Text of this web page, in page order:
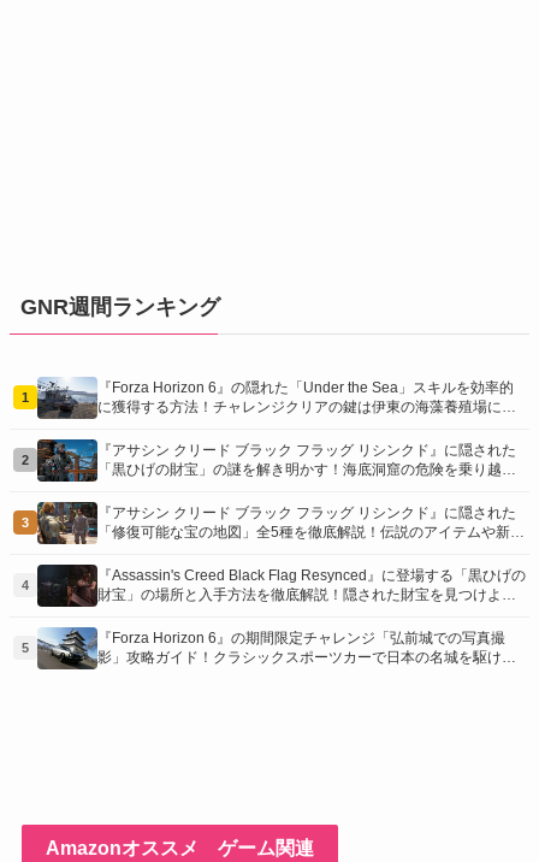
GNR週間ランキング
1
『Forza Horizon 6』の隠れた「Under the Sea」スキルを効率的
に獲得する方法！チャレンジクリアの鍵は伊東の海藻養殖場にあ
2
『アサシン クリード ブラック フラッグ リシンクド』に隠された
「黒ひげの財宝」の謎を解き明かす！海底洞窟の危険を乗り越
3
『アサシン クリード ブラック フラッグ リシンクド』に隠された
「修復可能な宝の地図」全5種を徹底解説！伝説のアイテムや新衣
介！
4
『Assassin's Creed Black Flag Resynced』に登場する「黒ひげの
財宝」の場所と入手方法を徹底解説！隠された財宝を見つけよ
5
『Forza Horizon 6』の期間限定チャレンジ「弘前城での写真撮
影」攻略ガイド！クラシックスポーツカーで日本の名城を駆け巡
Amazonオススメ ゲーム関連